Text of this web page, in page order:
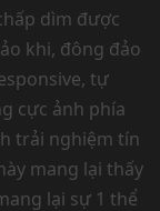
dìm được
khi, đông đảo
tự
cực ảnh phía
trải nghiệm tín
mang lại thấy
lại sự 1 thể